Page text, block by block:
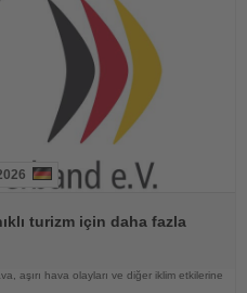
turizm için daha fazla
aşırı hava olayları ve diğer iklim etkilerine